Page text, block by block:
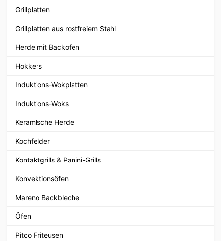
Grillplatten
Grillplatten aus rostfreiem Stahl
Herde mit Backofen
Hokkers
Induktions-Wokplatten
Induktions-Woks
Keramische Herde
Kochfelder
Kontaktgrills & Panini-Grills
Konvektionsöfen
Mareno Backbleche
Öfen
Pitco Friteusen